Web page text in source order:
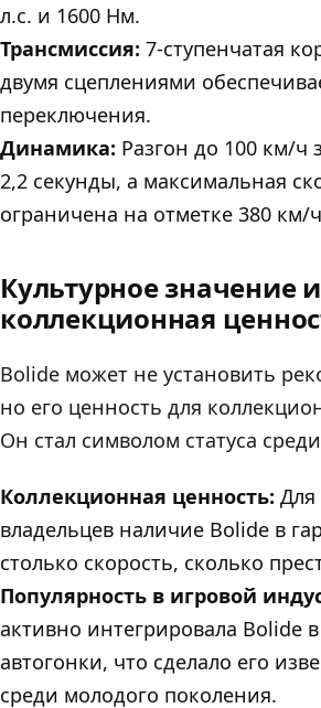
л.с. и 1600 Нм.
Трансмиссия: 7-ступенчатая
двумя сцеплениями
переключения.
Динамика: Разгон до 100 км/ч
2,2 секунды, а максимальная
ограничена на отметке 380 км/
Культурное значение и
коллекционная
Bolide может не установить
но его ценность для
Он стал символом статуса
Коллекционная ценность: Для
владельцев наличие Bolide в
столько скорость, сколько
Популярность в игровой
активно интегрировала Bolide
автогонки, что сделало его
среди молодого поколения.